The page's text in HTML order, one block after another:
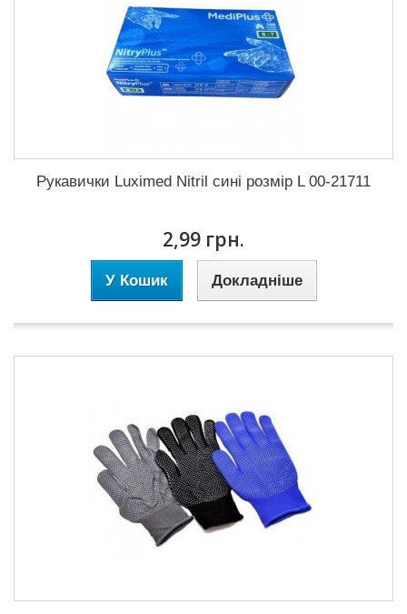
Рукавички Luximed Nitril сині розмір L 00-21711
2,99 грн.
У Кошик Докладніше